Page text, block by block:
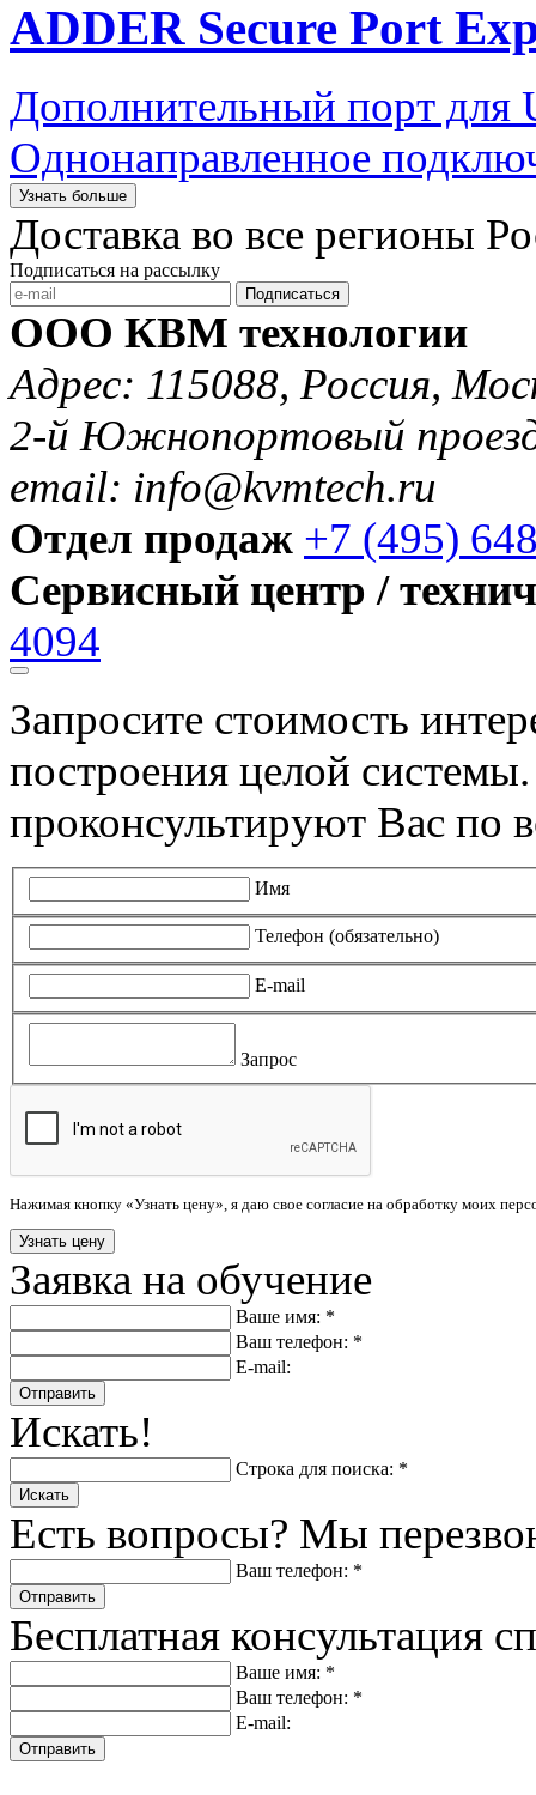
ADDER Secure Port
Дополнительный порт для
Однонаправленное
Узнать больше
Доставка во все регионы
Подписаться на рассылку
Подписаться
ООО КВМ технологии
Адрес: 115088, Россия,
2-й Южнопортовый
email: info@kvmtech.ru
Отдел продаж +7 (495)
Сервисный центр /
4094
Запросите стоимость
построения целой
проконсультируют Вас по
Имя
Телефон (обязательно)
E-mail
Запрос
Нажимая кнопку «Узнать цену», я даю свое согласие на обработку моих
Заявка на обучение
Ваше имя: *
Ваш телефон: *
E-mail:
Отправить
Искать!
Строка для поиска: *
Искать
Есть вопросы? Мы
Ваш телефон: *
Отправить
Бесплатная консультация
Ваше имя: *
Ваш телефон: *
E-mail:
Отправить